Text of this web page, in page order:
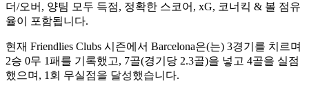
더/오버, 양팀 모두 득점, 정확한 스코어, xG, 코너킥 & 볼 점유
율이 포함됩니다.
현재 Friendlies Clubs 시즌에서 Barcelona은(는) 3경기를 치르며
2승 0무 1패 를 기록했고, 7골(경기당 2.3골)을 넣고 4골을 실점
했으며, 1회 무실점을 달성했습니다.